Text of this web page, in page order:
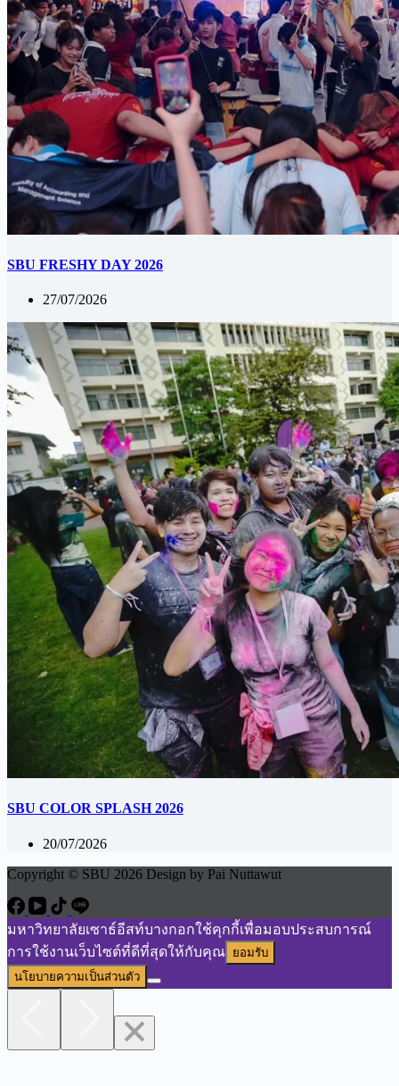
SBU FRESHY DAY 2026
27/07/2026
SBU COLOR SPLASH 2026
20/07/2026
Copyright © SBU 2026 Design by Pai Nuttawut
มหาวิทยาลัยเซาธ์อีสท์บางกอกใช้คุกกี้เพื่อมอบประสบการณ์
การใช้งานเว็บไซต์ที่ดีที่สุดให้กับคุณ ยอมรับ
นโยบายความเป็นส่วนตัว